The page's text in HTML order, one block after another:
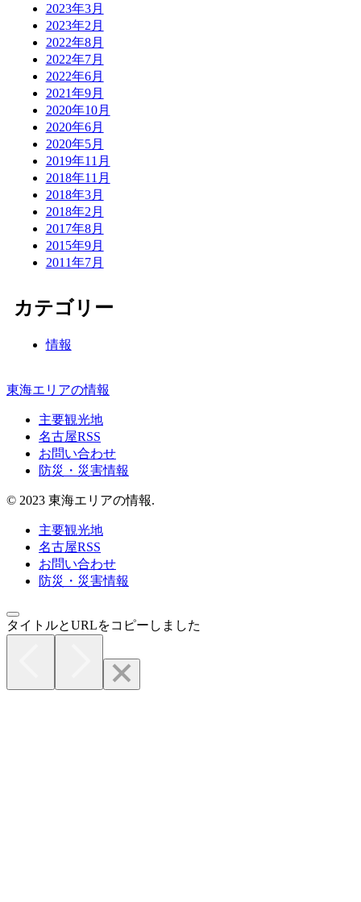
2023年3月
2023年2月
2022年8月
2022年7月
2022年6月
2021年9月
2020年10月
2020年6月
2020年5月
2019年11月
2018年11月
2018年3月
2018年2月
2017年8月
2015年9月
2011年7月
カテゴリー
情報
東海エリアの情報
主要観光地
名古屋RSS
お問い合わせ
防災・災害情報
© 2023 東海エリアの情報.
主要観光地
名古屋RSS
お問い合わせ
防災・災害情報
タイトルとURLをコピーしました